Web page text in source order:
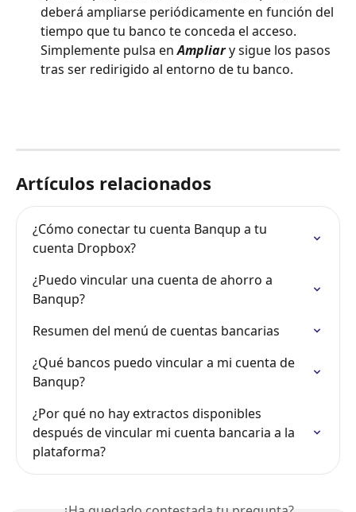
deberá ampliarse periódicamente en función del
tiempo que tu banco te conceda el acceso.
Simplemente pulsa en Ampliar y sigue los pasos
tras ser redirigido al entorno de tu banco.
Artículos relacionados
¿Cómo conectar tu cuenta Banqup a tu
cuenta Dropbox?
¿Puedo vincular una cuenta de ahorro a
Banqup?
Resumen del menú de cuentas bancarias
¿Qué bancos puedo vincular a mi cuenta de
Banqup?
¿Por qué no hay extractos disponibles
después de vincular mi cuenta bancaria a la
plataforma?